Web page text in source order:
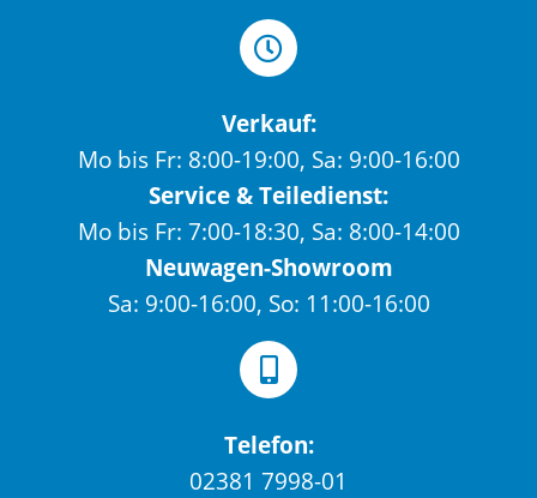
Verkauf:
Mo bis Fr: 8:00-19:00, Sa: 9:00-16:00
Service & Teiledienst:
Mo bis Fr: 7:00-18:30, Sa: 8:00-14:00
Neuwagen-Showroom
Sa: 9:00-16:00, So: 11:00-16:00
Telefon:
02381 7998-01